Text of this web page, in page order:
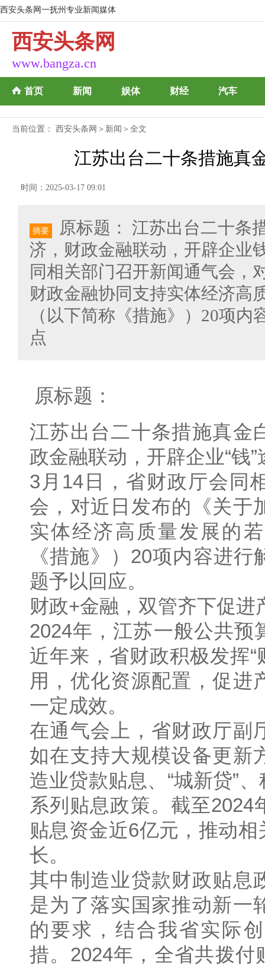
西安头条网一抚州专业新闻媒体
西安头条网
www.bangza.cn
首页 新闻 娱体 财经 汽车
当前位置： 西安头条网 ＞ 新闻 ＞全文
江苏出台二十条措施真
时间：2025-03-17 09:01
摘要
原标题： 江苏出台二十条
济，财政金融联动，开辟企业
同相关部门召开新闻通气会，
财政金融协同支持实体经济高
（以下简称《措施》）20项
点
原标题：
江苏出台二十条措施真金
政金融联动，开辟企业“钱”
3月14日，省财政厅会同
会，对近日发布的《关于
实体经济高质量发展的
《措施》）20项内容进
题予以回应。
财政+金融，双管齐下促进
2024年，江苏一般公共预
近年来，省财政积极发挥
用，优化资源配置，促进
一定成效。
在通气会上，省财政厅副
如在支持大规模设备更新
造业贷款贴息、“城新贷”
系列贴息政策。截至2024
贴息资金近6亿元，推动
长。
其中制造业贷款财政贴息
是为了落实国家推动新一
的要求，结合我省实际
措。2024年，全省共拨付